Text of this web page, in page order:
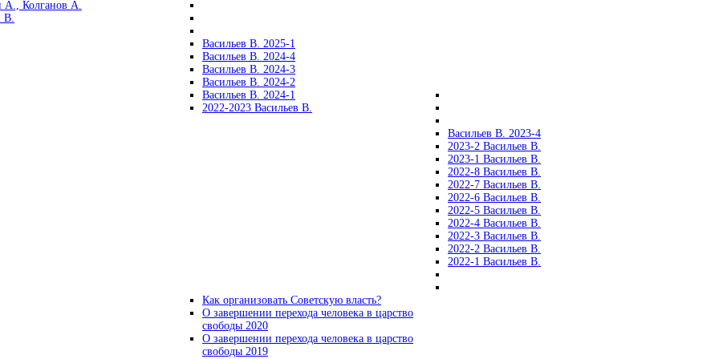
А., Колганов А.
В.
Васильев В. 2025-1
Васильев В. 2024-4
Васильев В. 2024-3
Васильев В. 2024-2
Васильев В. 2024-1
2022-2023 Васильев В.
Васильев В. 2023-4
2023-2 Васильев В.
2023-1 Васильев В.
2022-8 Васильев В.
2022-7 Васильев В.
2022-6 Васильев В.
2022-5 Васильев В.
2022-4 Васильев В.
2022-3 Васильев В.
2022-2 Васильев В.
2022-1 Васильев В.
Как организовать Советскую власть?
О завершении перехода человека в царство
свободы 2020
О завершении перехода человека в царство
свободы 2019